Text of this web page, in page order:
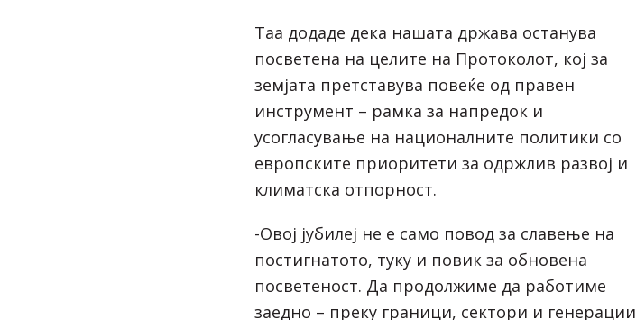
Таа додаде дека нашата држава останува
посветена на целите на Протоколот, кој за
земјата претставува повеќе од правен
инструмент – рамка за напредок и
усогласување на националните политики со
европските приоритети за одржлив развој и
климатска отпорност.
-Овој јубилеј не е само повод за славење на
постигнатото, туку и повик за обновена
посветеност. Да продолжиме да работиме
заедно – преку граници, сектори и генерации